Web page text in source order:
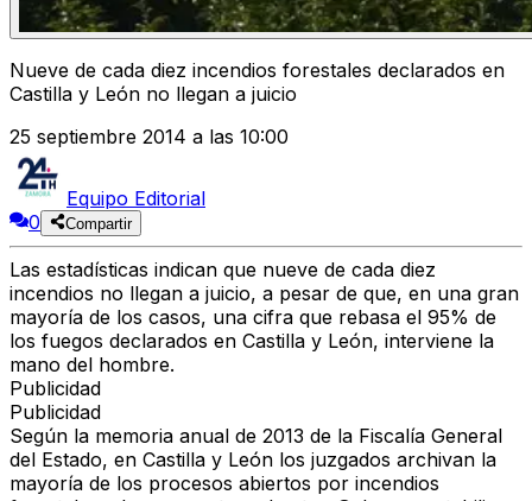
Nueve de cada diez incendios forestales declarados en
Castilla y León no llegan a juicio
25 septiembre 2014 a las 10:00
Equipo Editorial
0
Compartir
Las estadísticas indican que nueve de cada diez
incendios no llegan a juicio, a pesar de que, en una gran
mayoría de los casos, una cifra que rebasa el 95% de
los fuegos declarados en Castilla y León, interviene la
mano del hombre.
Publicidad
Publicidad
Según la memoria anual de 2013 de la Fiscalía General
del Estado, en Castilla y León los juzgados archivan la
mayoría de los procesos abiertos por incendios